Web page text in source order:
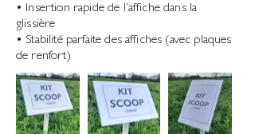
• Insertion rapide de l’affiche dans la
glissière
• Stabilité parfaite des affiches (avec plaques
de renfort)